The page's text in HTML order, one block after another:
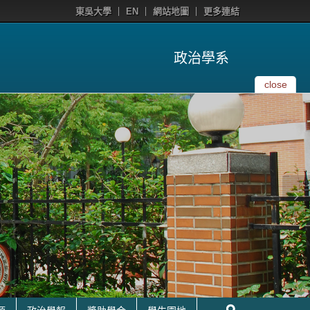
東吳大學 EN 網站地圖 更多連結
政治學系
close